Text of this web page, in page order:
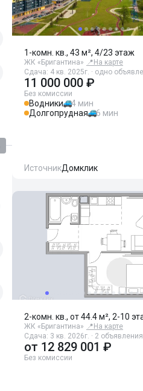
1-комн. кв., 43 м², 4/23 этаж
ЖК «Бригантина» 📍 На карте
Сдача: 4 кв. 2025г. · одно
11 000 000 ₽
Без комиссии
Водники
4 мин
Долгопрудная
6 мин
ИсточникДомклик
2-комн. кв., от 44.4 м², 2-10
ЖК «Бригантина» 📍 На карте
Сдача: 3 кв. 2026г. · 2 объявления
от 12 829 001 ₽
Без комиссии